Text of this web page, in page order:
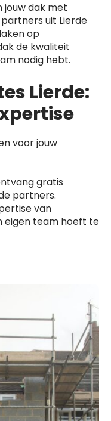
jouw dak met
uit Lierde
op
de kwaliteit
nodig hebt.
Lierde:
voor jouw
gratis
partners.
van
eigen team hoeft te